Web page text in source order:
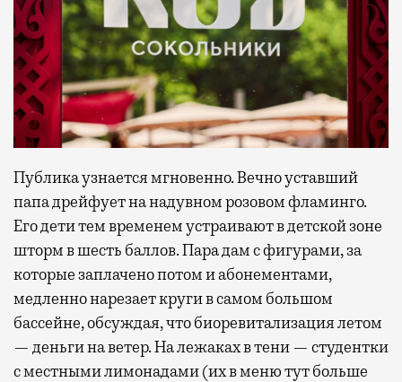
Публика узнается мгновенно. Вечно уставший
папа дрейфует на надувном розовом фламинго.
Его дети тем временем устраивают в детской зоне
шторм в шесть баллов. Пара дам с фигурами, за
которые заплачено потом и абонементами,
медленно нарезает круги в самом большом
бассейне, обсуждая, что биоревитализация летом
— деньги на ветер. На лежаках в тени — студентки
с местными лимонадами (их в меню тут больше